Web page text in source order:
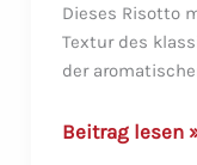
Dieses Risotto
Textur des
der
Risotto
Beitrag lesen